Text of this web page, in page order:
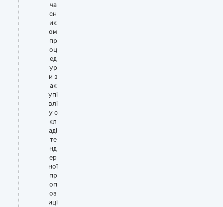
ча
сн
ик
ом
пр
оц
ед
ур
и з
ак
упі
влі
у с
кл
аді
те
нд
ер
ної
пр
оп
оз
иці